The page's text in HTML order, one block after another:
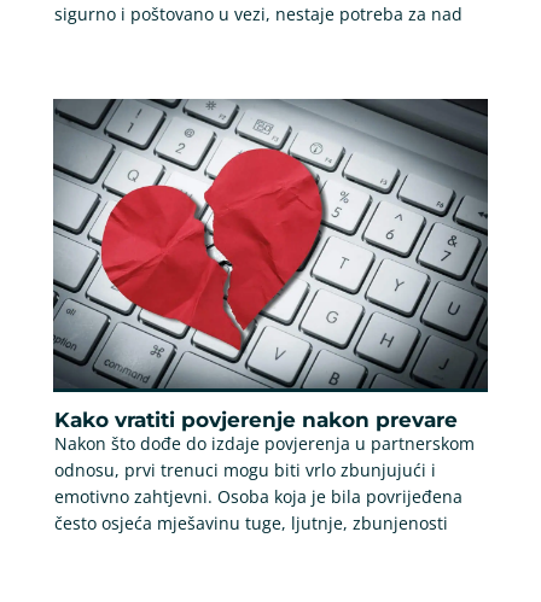
sigurno i poštovano u vezi, nestaje potreba za nad
Kako vratiti povjerenje nakon prevare
Nakon što dođe do izdaje povjerenja u partnerskom
odnosu, prvi trenuci mogu biti vrlo zbunjujući i
emotivno zahtjevni. Osoba koja je bila povrijeđena
često osjeća mješavinu tuge, ljutnje, zbunjenosti